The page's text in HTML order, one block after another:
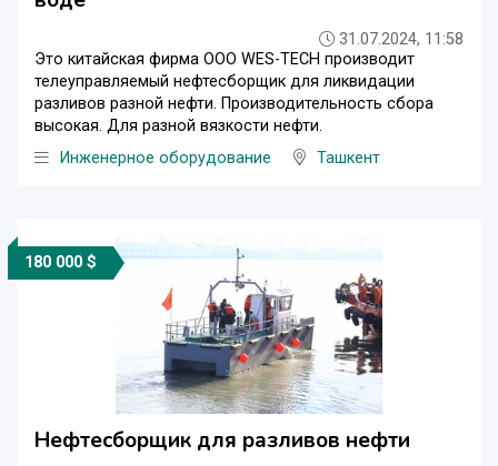
31.07.2024, 11:58
Это китайская фирма OOO WES-TECH производит
телеуправляемый нефтесборщик для ликвидации
разливов разной нефти. Производительность сбора
высокая. Для разной вязкости нефти.
Инженерное оборудование
Ташкент
180 000 $
Нефтесборщик для разливов нефти